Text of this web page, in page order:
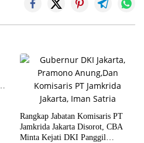
Rangkap Jabatan Komisaris PT
Jamkrida Jakarta Disorot, CBA
Minta Kejati DKI Panggil